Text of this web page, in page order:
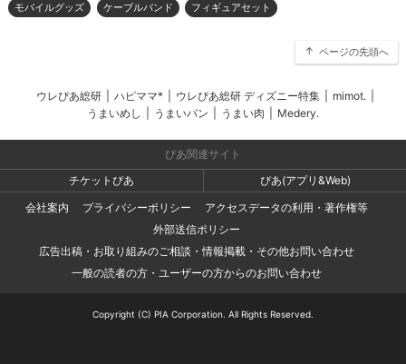
モバイルグッズ ケーブルバンド フィギュアセット
ページの先頭へ
ウレぴあ総研 ハピママ* ウレぴあ総研 ディズニー特集 mimot.
うまいめし
うまいパン うまい肉 Medery.
ぴあ関連サイト
チケットぴあ
ぴあ(アプリ&Web)
会社案内
プライバシーポリシー
アクセスデータの利用・著作権等
外部送信ポリシー
広告出稿・お取り組みのご相談・情報掲載・その他お問い合わせ
一般の読者の方・ユーザーの方からのお問い合わせ
Copyright (C) PIA Corporation. All Rights Reserved.